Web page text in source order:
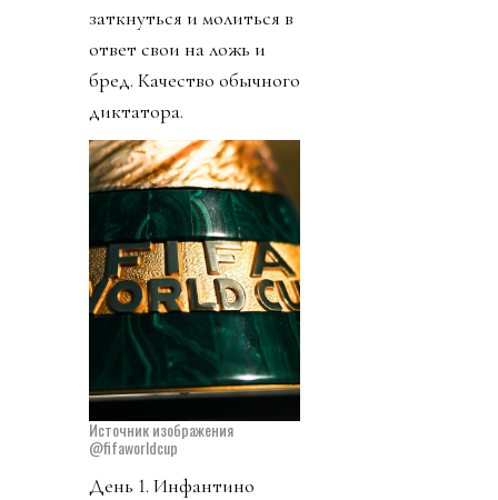
заткнуться и молиться в
ответ свои на ложь и
бред. Качество обычного
диктатора.
Источник изображения
@fifaworldcup
День 1. Инфантино